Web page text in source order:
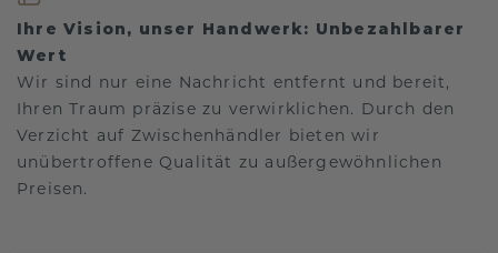
Ihre Vision, unser Handwerk: Unbezahlbarer
Wert
Wir sind nur eine Nachricht entfernt und bereit,
Ihren Traum präzise zu verwirklichen. Durch den
Verzicht auf Zwischenhändler bieten wir
unübertroffene Qualität zu außergewöhnlichen
Preisen.